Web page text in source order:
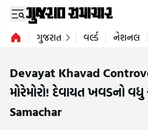
ગુજરાત વર્લ્ડ નેશનલ
Devayat Khavad
મોરેમોરો! દેવાયત ખવડનો
Samachar